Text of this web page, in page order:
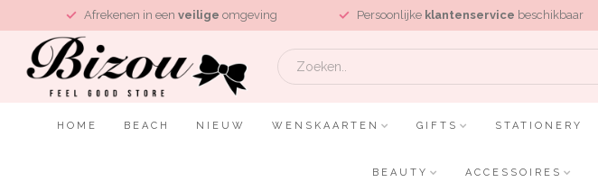
Afrekenen in een veilige omgeving Persoonlijke klantenservice beschikbaar
HOME BEACH NIEUW WENSKAARTEN GIFTS STATIONERY
BEAUTY ACCESSOIRES